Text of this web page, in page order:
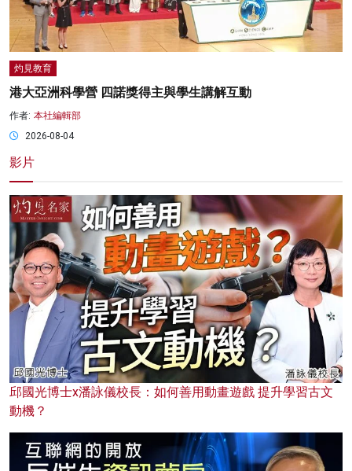
灼見教育
港大亞洲科學營 四諾獎得主與學生講解互動
作者: 本社編輯部
2026-08-04
影片
邱國光博士x潘詠儀校長：如何善用動畫遊戲 提升學習古文
動機？